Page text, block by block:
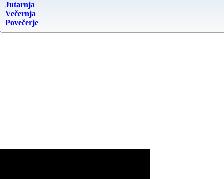
Jutarnja
Večernja
Povečerje